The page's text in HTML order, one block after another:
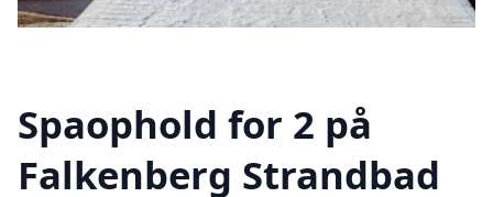
Spaophold for 2 på
Falkenberg Strandbad